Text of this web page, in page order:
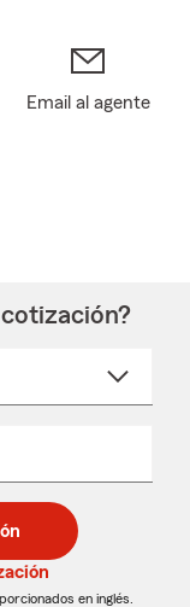
Email al agente
en inglés.